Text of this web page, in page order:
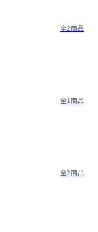
全2商品
全1商品
全2商品